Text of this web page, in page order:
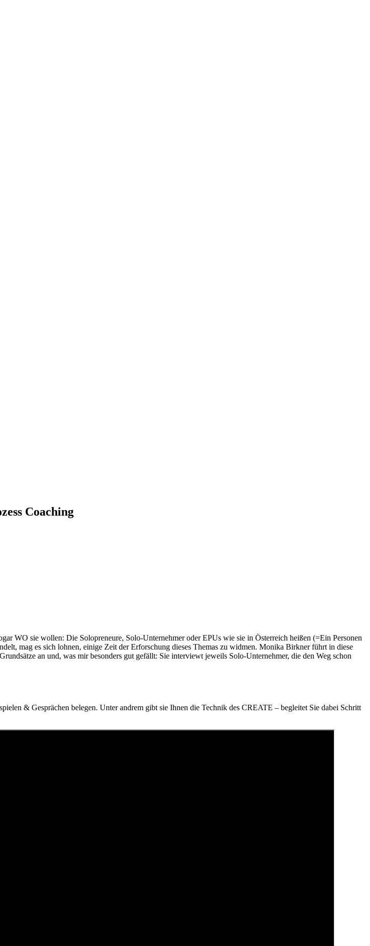
Coaching
WO sie wollen: Die Solopreneure, Solo-Unternehmer oder EPUs wie sie in Österreich heißen (=Ein Personen
mag es sich lohnen, einige Zeit der Erforschung dieses Themas zu widmen. Monika Birkner führt in diese
an und, was mir besonders gut gefällt: Sie interviewt jeweils Solo-Unternehmer, die den Weg schon
& Gesprächen belegen. Unter andrem gibt sie Ihnen die Technik des CREATE – begleitet Sie dabei Schritt